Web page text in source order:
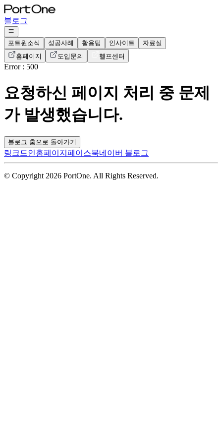
블로그
포트원소식 성공사례 활용팁 인사이트
자료실
홈페이지
도입문의 헬프센터
Error : 500
요청하신 페이지 처리 중 문제
가 발생했습니다.
블로그 홈으로 돌아가기
링크드인홈페이지 페이스북네이버 블로그
© Copyright 2026 PortOne. All Rights Reserved.